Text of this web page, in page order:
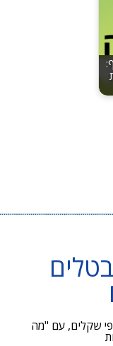
שקלים, עם "מה